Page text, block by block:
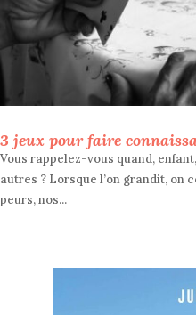
3 jeux pour faire
Vous rappelez-vous quand,
autres ? Lorsque l’on grandit, on
peurs, nos...